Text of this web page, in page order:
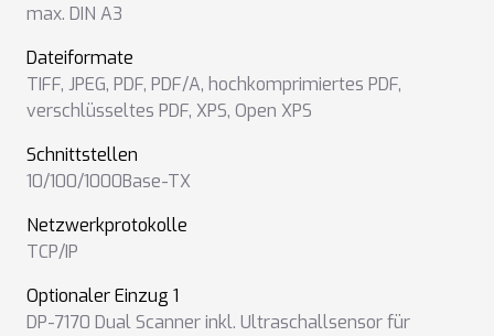
max. DIN A3
Dateiformate
TIFF, JPEG, PDF, PDF/A, hochkomprimiertes PDF,
verschlüsseltes PDF, XPS, Open XPS
Schnittstellen
10/100/1000Base-TX
Netzwerkprotokolle
TCP/IP
Optionaler Einzug 1
DP-7170 Dual Scanner inkl. Ultraschallsensor für